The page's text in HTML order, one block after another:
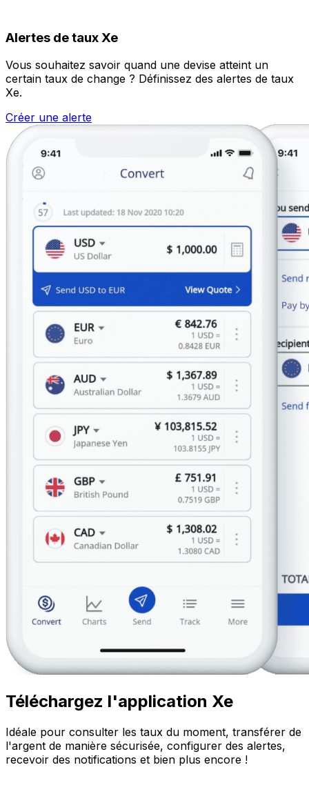
Alertes de taux Xe
Vous souhaitez savoir quand une devise atteint un
certain taux de change ? Définissez des alertes de taux
Xe.
Créer une alerte
Téléchargez l'application Xe
Idéale pour consulter les taux du moment, transférer de
l'argent de manière sécurisée, configurer des alertes,
recevoir des notifications et bien plus encore !